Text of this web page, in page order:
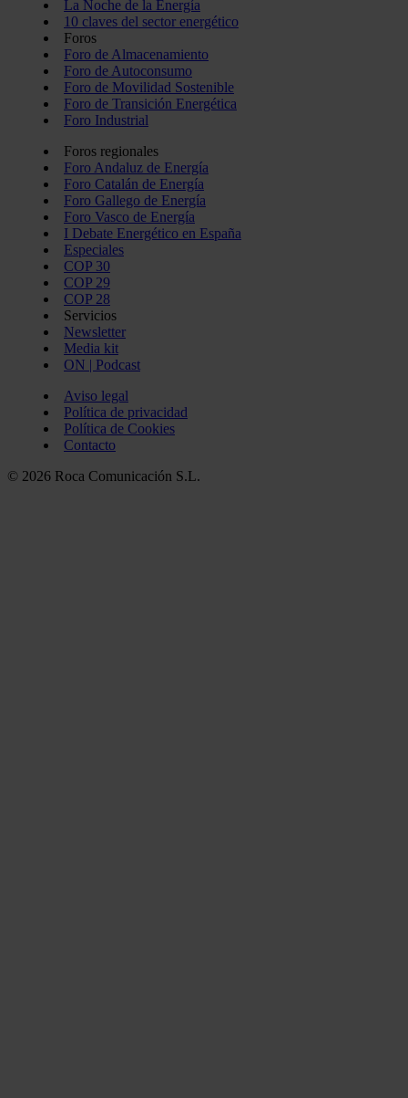
servicios.
La Noche de la Energía
10 claves del sector energético
Foros
Foro de Almacenamiento
Foro de Autoconsumo
Foro de Movilidad Sostenible
Foro de Transición Energética
Foro Industrial
Foros regionales
Foro Andaluz de Energía
Foro Catalán de Energía
Foro Gallego de Energía
Foro Vasco de Energía
I Debate Energético en España
Especiales
COP 30
COP 29
COP 28
Servicios
Newsletter
Media kit
ON | Podcast
Aviso legal
Política de privacidad
Política de Cookies
Contacto
© 2026 Roca Comunicación S.L.